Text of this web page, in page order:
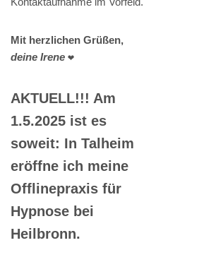
Mit herzlichen Grüßen,
deine Irene ❤️
AKTUELL!!! Am
1.5.2025 ist es
soweit: In Talheim
eröffne ich meine
Offlinepraxis für
Hypnose bei
Heilbronn.